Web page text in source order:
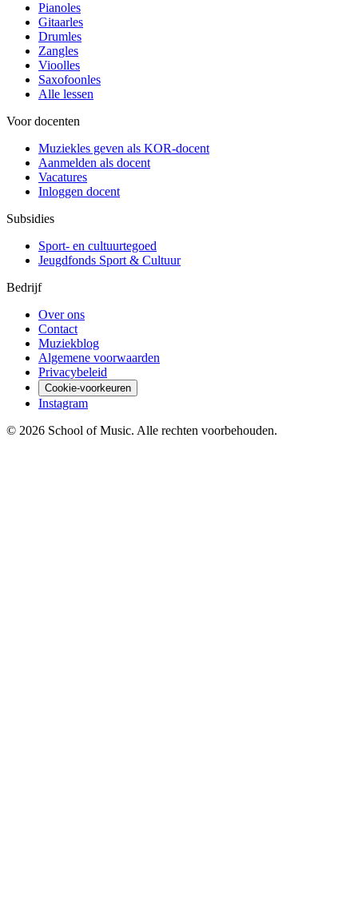
Pianoles
Gitaarles
Drumles
Zangles
Vioolles
Saxofoonles
Alle lessen
Voor docenten
Muziekles geven als KOR-docent
Aanmelden als docent
Vacatures
Inloggen docent
Subsidies
Sport- en cultuurtegoed
Jeugdfonds Sport & Cultuur
Bedrijf
Over ons
Contact
Muziekblog
Algemene voorwaarden
Privacybeleid
Cookie-voorkeuren
Instagram
© 2026 School of Music. Alle rechten voorbehouden.